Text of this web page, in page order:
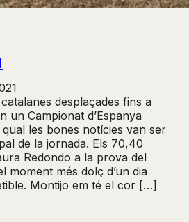
desplaçades fins a
un Campionat d’Espanya
qual les bones notícies van ser
de la jornada. Els 70,40
Redondo a la prova del
moment més dolç d’un dia
Montijo em té el cor […]